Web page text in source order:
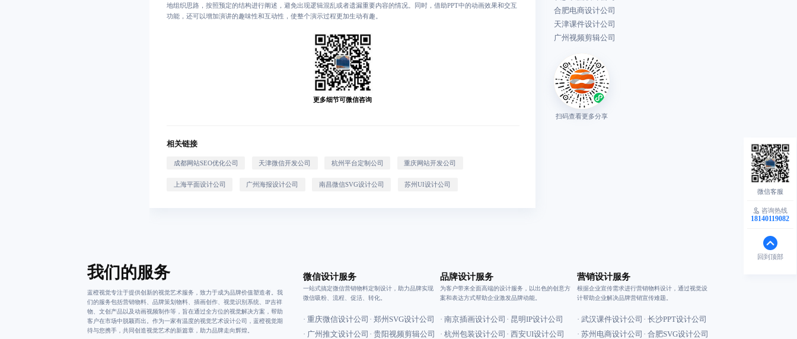
地组织思路，按照预定的结构进行阐述，避免出现逻辑混乱或者遗漏重要内容的情况。同时，借助PPT中的动画效果和交互
功能，还可以增加演讲的趣味性和互动性，使整个演示过程更加生动有趣。
更多细节可微信咨询
相关链接
成都网站SEO优化公司 天津微信开发公司 杭州平台定制公司 重庆网站开发公司
上海平面设计公司 广州海报设计公司 南昌微信SVG设计公司 苏州UI设计公司
合肥电商设计公司
天津课件设计公司
广州视频剪辑公司
扫码查看更多分享
咨询热线
18140119082
回到顶部
我们的服务
蓝橙视觉专注于提供创新的视觉艺术服务，致力于成为品牌价值塑造者。我
们的服务包括营销物料、品牌策划物料、插画创作、视觉识别系统、IP吉祥
物、文创产品以及动画视频制作等，旨在通过全方位的视觉解决方案，帮助
客户在市场中脱颖而出。作为一家有温度的视觉艺术设计公司，蓝橙视觉期
待与您携手，共同创造视觉艺术的新篇章，助力品牌走向辉煌。
微信设计服务
一站式搞定微信营销物料定制设计，助力品牌实现
微信吸粉、流程、促活、转化。
· 重庆微信设计公司
· 广州推文设计公司
· 郑州SVG设计公司
· 贵阳视频剪辑公司
品牌设计服务
为客户带来全面高端的设计服务，以出色的创意方
案和表达方式帮助企业激发品牌动能。
· 南京插画设计公司
· 杭州包装设计公司
· 昆明IP设计公司
· 西安UI设计公司
营销设计服务
根据企业宣传需求进行营销物料设计，通过视觉设
计帮助企业解决品牌营销宣传难题。
· 武汉课件设计公司
· 苏州电商设计公司
· 长沙PPT设计公司
· 合肥SVG设计公司